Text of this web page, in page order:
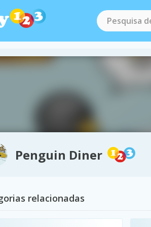
Penguin Diner
relacionadas